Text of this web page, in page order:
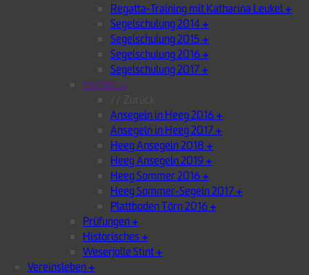
Regatta-Training mit Katharina Leukel+
Segelschulung 2014+
Segelschulung 2015 +
Segelschulung 2016+
Segelschulung 2017+
Fahrten+
Ansegeln in Heeg 2016+
Ansegeln in Heeg 2017+
Heeg Ansegeln 2018 +
Heeg Ansegeln 2019+
Heeg Sommer 2016+
Heeg Sommer-Segeln 2017+
Plattboden Törn 2016+
Prüfungen+
Historisches+
Weserjolle Stint+
Vereinsleben+